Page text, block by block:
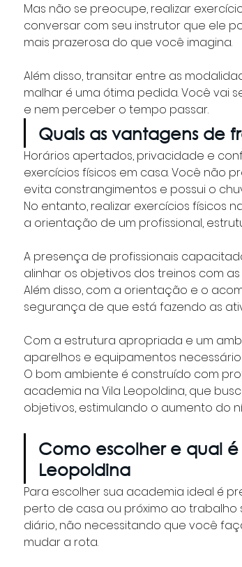
Mas não se preocupe, realizar
conversar com seu instrutor que ele
mais prazerosa do que você imagina.
Além disso, transitar entre as
malhar é uma ótima pedida. Você
e nem perceber o tempo passar.
Quais as vantagens de
Horários apertados, privacidade e
exercícios físicos em casa. Você não
evita constrangimentos e possui o
No entanto, realizar exercícios físicos
a orientação de um profissional,
A presença de profissionais
alinhar os objetivos dos treinos com
Além disso, com a orientação e o
segurança de que está fazendo as
Com a estrutura apropriada e um
aparelhos e equipamentos
O bom ambiente é construído com
academia na Vila Leopoldina, que
objetivos, estimulando o aumento do
Como escolher e qual
Leopoldina
Para escolher sua academia ideal é
perto de casa ou próximo ao trabalho
diário, não necessitando que você
mudar a rota.